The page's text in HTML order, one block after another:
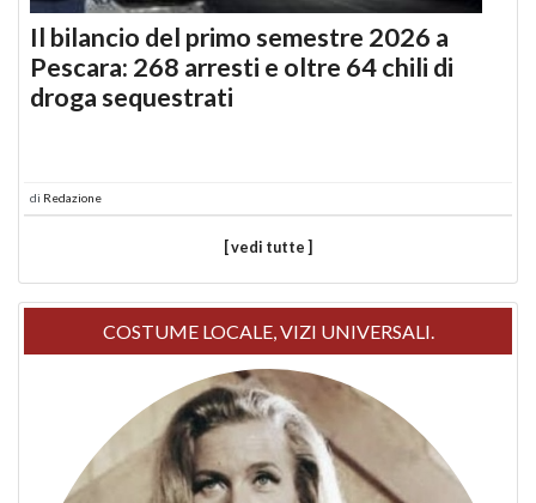
Il bilancio del primo semestre 2026 a
Pescara: 268 arresti e oltre 64 chili di
droga sequestrati
di Redazione
[ vedi tutte ]
COSTUME LOCALE, VIZI UNIVERSALI.